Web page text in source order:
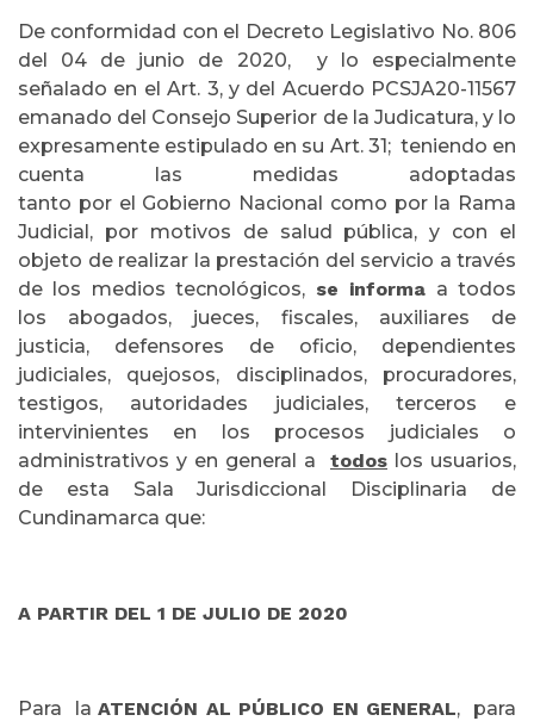
De conformidad con el Decreto Legislativo No. 806
del 04 de junio de 2020, y lo especialmente
señalado en el Art. 3, y del Acuerdo PCSJA20-11567
emanado del Consejo Superior de la Judicatura, y lo
expresamente estipulado en su Art. 31; teniendo en
cuenta las medidas adoptadas
tanto por el Gobierno Nacional como por la Rama
Judicial, por motivos de salud pública, y con el
objeto de realizar la prestación del servicio a través
de los medios tecnológicos, se informa a todos
los abogados, jueces, fiscales, auxiliares de
justicia, defensores de oficio, dependientes
judiciales, quejosos, disciplinados, procuradores,
testigos, autoridades judiciales, terceros e
intervinientes en los procesos judiciales o
administrativos y en general a todos los usuarios,
de esta Sala Jurisdiccional Disciplinaria de
Cundinamarca que:
A PARTIR DEL 1 DE JULIO DE 2020
Para laATENCIÓN AL PÚBLICO EN GENERAL, para